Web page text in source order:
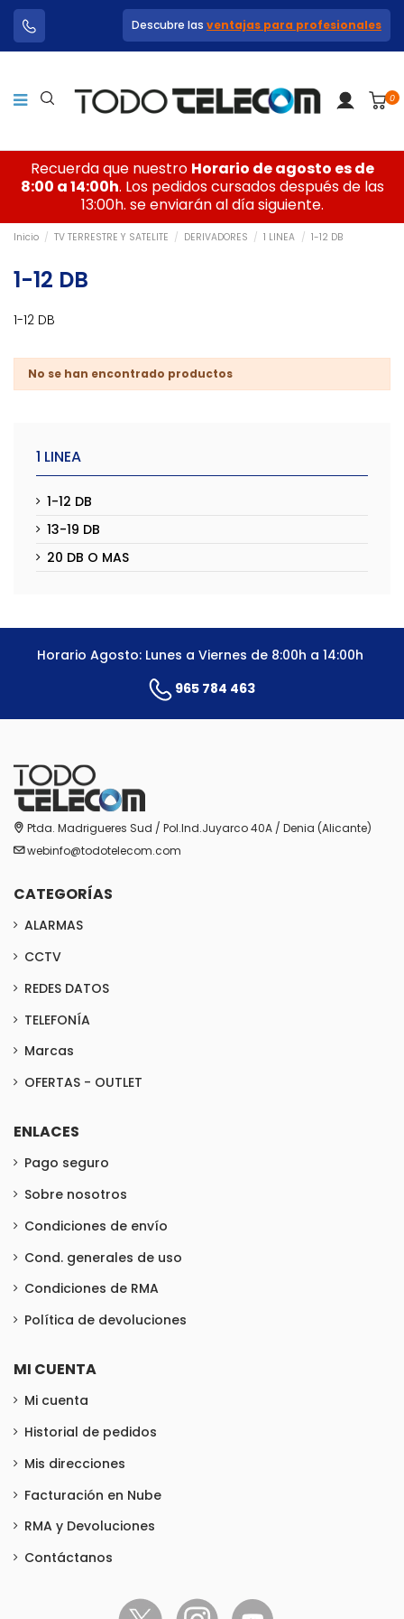
Descubre las ventajas para profesionales
0
Recuerda que nuestro Horario de agosto es de
8:00 a 14:00h. Los pedidos cursados después de las
13:00h. se enviarán al día siguiente.
Inicio TV TERRESTRE Y SATELITE DERIVADORES 1 LINEA 1-12 DB
1-12 DB
1-12 DB
No se han encontrado productos
1 LINEA
1-12 DB
13-19 DB
20 DB O MAS
Horario Agosto: Lunes a Viernes de 8:00h a 14:00h
965 784 463
Ptda. Madrigueres Sud / Pol.Ind.Juyarco 40A / Denia (Alicante)
webinfo@todotelecom.com
CATEGORÍAS
ALARMAS
CCTV
REDES DATOS
TELEFONÍA
Marcas
OFERTAS - OUTLET
ENLACES
Pago seguro
Sobre nosotros
Condiciones de envío
Cond. generales de uso
Condiciones de RMA
Política de devoluciones
MI CUENTA
Mi cuenta
Historial de pedidos
Mis direcciones
Facturación en Nube
RMA y Devoluciones
Contáctanos